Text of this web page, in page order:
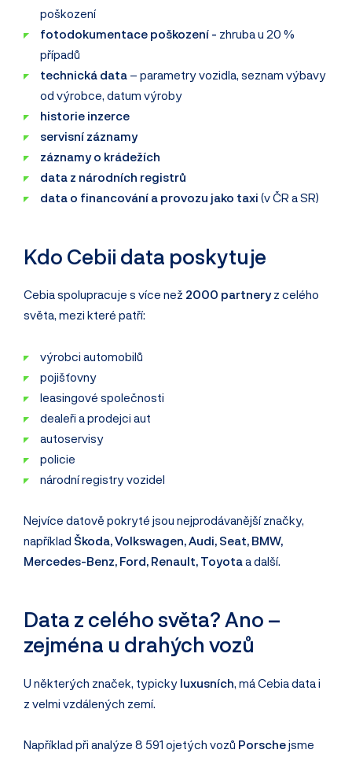
poškození
fotodokumentace poškození - zhruba u 20 %
případů
technická data– parametry vozidla, seznam výbavy
od výrobce, datum výroby
historie inzerce
servisní záznamy
záznamy o krádežích
data z národních registrů
data o financování a provozu jako taxi (v ČR a SR)
Kdo Cebii data poskytuje
Cebia spolupracuje s více než 2000 partneryz celého
světa, mezi které patří:
výrobci automobilů
pojišťovny
leasingové společnosti
dealeři a prodejci aut
autoservisy
policie
národní registry vozidel
Nejvíce datově pokryté jsou nejprodávanější značky,
například Škoda, Volkswagen, Audi, Seat, BMW,
Mercedes-Benz, Ford, Renault, Toyotaa další.
Data z celého světa? Ano –
zejména u drahých vozů
U některých značek, typicky luxusních, má Cebia data i
z velmi vzdálených zemí.
Například při analýze 8 591 ojetých vozů Porschejsme